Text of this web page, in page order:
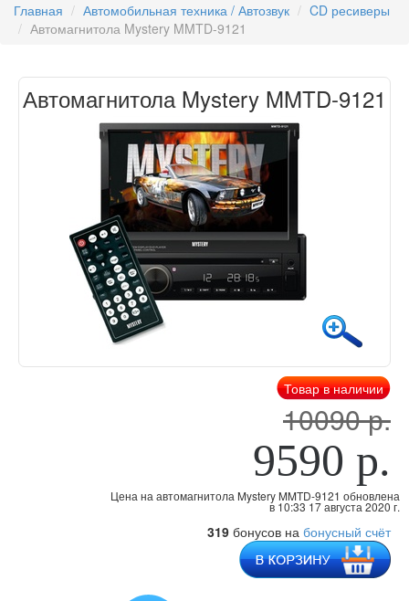
Главная Автомобильная техника / Автозвук
CD ресиверы
Автомагнитола Mystery MMTD-9121
Автомагнитола Mystery MMTD-9121
Товар в наличии
10090 р.
9590 р.
Цена на автомагнитола Mystery MMTD-9121 обновлена
в 10:33 17 августа 2020 г.
319 бонусов на бонусный счёт